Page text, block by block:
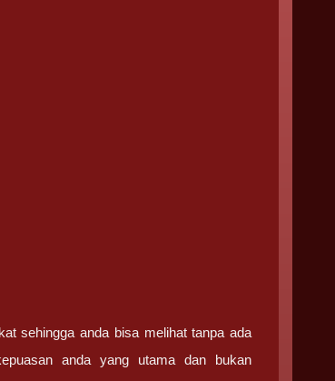
sehingga anda bisa melihat tanpa ada
anda yang utama dan bukan